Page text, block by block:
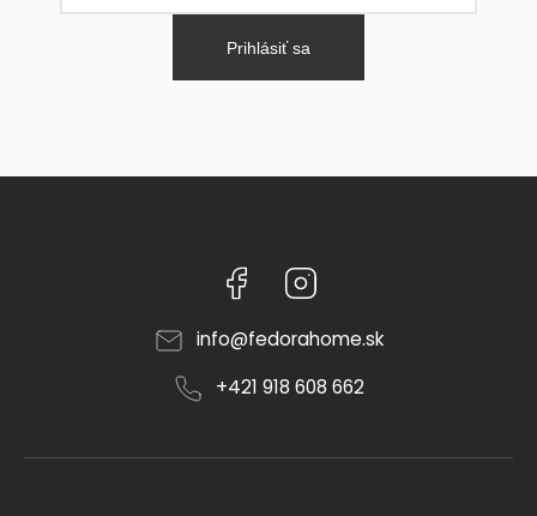
Prihlásiť sa
Facebook
info@fedorahome.sk
+421 918 608 662